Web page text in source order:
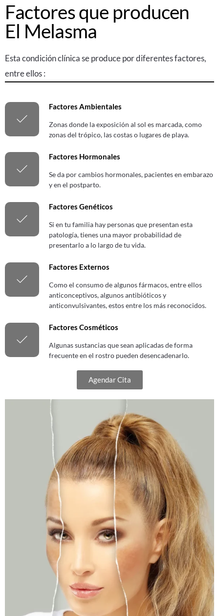
Factores que producen
El Melasma
Esta condición clínica se produce por diferentes factores,
entre ellos :
Factores Ambientales
Zonas donde la exposición al sol es marcada, como
zonas del trópico, las costas o lugares de playa.
Factores Hormonales
Se da por cambios hormonales, pacientes en embarazo
y en el postparto.
Factores Genéticos
Si en tu familia hay personas que presentan esta
patología, tienes una mayor probabilidad de
presentarlo a lo largo de tu vida.
Factores Externos
Como el consumo de algunos fármacos, entre ellos
anticonceptivos, algunos antibióticos y
anticonvulsivantes, estos entre los más reconocidos.
Factores Cosméticos
Algunas sustancias que sean aplicadas de forma
frecuente en el rostro pueden desencadenarlo.
Agendar Cita